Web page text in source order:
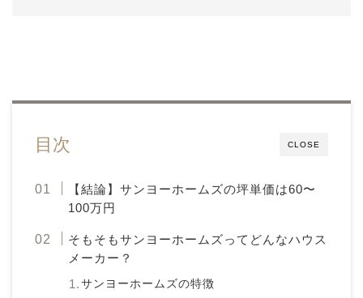
CLOSE
目次
【結論】サンヨーホームズの坪単価は60〜
100万円
そもそもサンヨーホームズってどんなハウス
メーカー？
サンヨーホームズの特徴